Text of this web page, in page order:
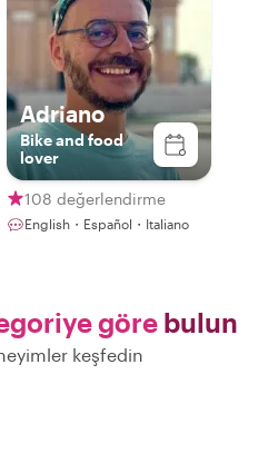
Adriano
Bike and food
lover
108 değerlendirme
English・Español・Italiano
göre bulun
keşfedin